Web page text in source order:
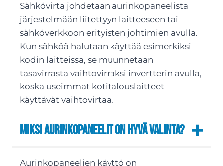
Sähkövirta johdetaan aurinkopaneelista
järjestelmään liitettyyn laitteeseen tai
sähköverkkoon erityisten johtimien avulla.
Kun sähköä halutaan käyttää esimerkiksi
kodin laitteissa, se muunnetaan
tasavirrasta vaihtovirraksi invertterin avulla,
koska useimmat kotitalouslaitteet
käyttävät vaihtovirtaa.
Miksi aurinkopaneelit on hyvä valinta?
Aurinkopaneelien käyttö on